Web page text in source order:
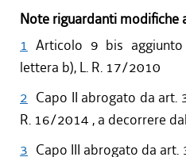
Note riguardanti modifiche
1 Articolo 9 bis
lettera b), L. R. 17/2010
2 Capo II abrogato da art.
R. 16/2014 , a decorrere
3 Capo III abrogato da art.